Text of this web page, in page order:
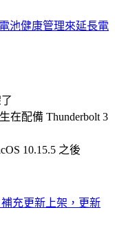
池健康管理來延長電
在配備 Thunderbolt 3
10.15.5 之後
補充更新上架，更新